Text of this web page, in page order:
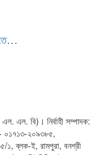
এল. এল. বি) । নির্বাহী সম্পাদক:
০১৭১৩-২০৯৩৮৫,
১, ব্লক-ই, রামপুরা, বনশ্রী